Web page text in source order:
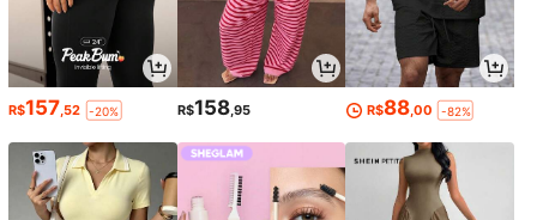
R$157 ,52 -20% R$158,95 R$88,00 -82%